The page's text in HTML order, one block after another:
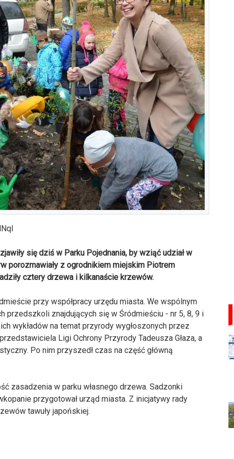
się dziś w Parku Pojednania, by wziąć udział w
porozmawiały z ogrodnikiem miejskim Piotrem
cztery drzewa i kilkanaście krzewów.
przy współpracy urzędu miasta. We wspólnym
przedszkoli znajdujących się w Śródmieściu - nr 5, 8, 9 i
wykładów na temat przyrody wygłoszonych przez
Ligi Ochrony Przyrody Tadeusza Głaza, a
Po nim przyszedł czas na część główną
zasadzenia w parku własnego drzewa. Sadzonki
przygotował urząd miasta. Z inicjatywy rady
tawuły japońskiej.